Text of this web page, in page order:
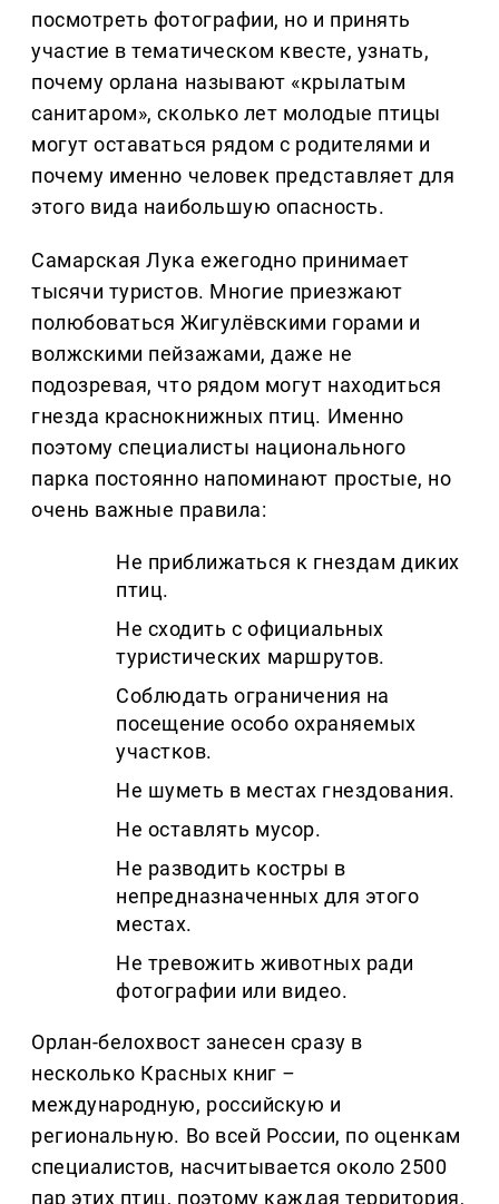
посмотреть фотографии, но и принять
участие в тематическом квесте, узнать,
почему орлана называют «крылатым
санитаром», сколько лет молодые птицы
могут оставаться рядом с родителями и
почему именно человек представляет для
этого вида наибольшую опасность.
Самарская Лука ежегодно принимает
тысячи туристов. Многие приезжают
полюбоваться Жигулёвскими горами и
волжскими пейзажами, даже не
подозревая, что рядом могут находиться
гнезда краснокнижных птиц. Именно
поэтому специалисты национального
парка постоянно напоминают простые, но
очень важные правила:
Не приближаться к гнездам диких
птиц.
Не сходить с официальных
туристических маршрутов.
Соблюдать ограничения на
посещение особо охраняемых
участков.
Не шуметь в местах гнездования.
Не оставлять мусор.
Не разводить костры в
непредназначенных для этого
местах.
Не тревожить животных ради
фотографии или видео.
Орлан-белохвост занесен сразу в
несколько Красных книг –
международную, российскую и
региональную. Во всей России, по оценкам
специалистов, насчитывается около 2500
пар этих птиц, поэтому каждая территория,